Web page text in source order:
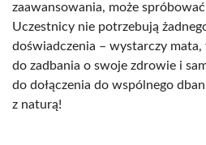
zaawansowania, może
Uczestnicy nie potrzebują
doświadczenia – wystarczy
do zadbania o swoje zdrowie i
do dołączenia do wspólnego
z naturą!